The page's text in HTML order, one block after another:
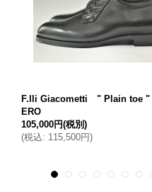
F.lli Giacometti " Plain toe
ERO
105,000円(税別)
(税込: 115,500円)